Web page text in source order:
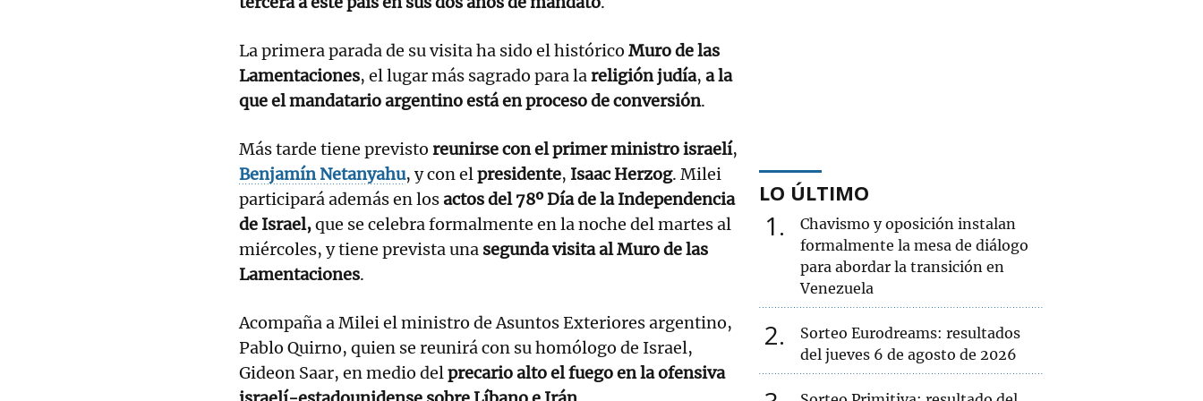
La primera parada de su visita ha sido el histórico Muro de las
Lamentaciones, el lugar más sagrado para lareligión judía, a la
que el mandatario argentino está en proceso de conversión.
Más tarde tiene previsto reunirse con el primer ministro israelí,
Benjamín Netanyahu, y con elpresidente, Isaac Herzog. Milei
participará además en losactos del 78º Día de la Independencia
de Israel,que se celebra formalmente en la noche del martes al
miércoles, y tiene prevista una segunda visita al Muro de las
Lamentaciones.
Acompaña a Milei el ministro de Asuntos Exteriores argentino,
Pablo Quirno, quien se reunirá con su homólogo de Israel,
Gideon Saar, en medio delprecario alto el fuego en la ofensiva
LO ÚLTIMO
1
Chavismo y oposición instalan
formalmente la mesa de diálogo
para abordar la transición en
Venezuela
2
Sorteo Eurodreams: resultados
del jueves 6 de agosto de 2026